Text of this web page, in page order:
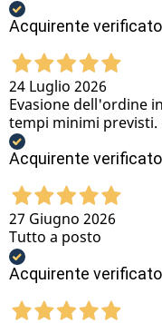
Acquirente verificato
24 Luglio 2026
Evasione dell'ordine
tempi minimi
Acquirente verificato
27 Giugno 2026
Tutto a posto
Acquirente verificato